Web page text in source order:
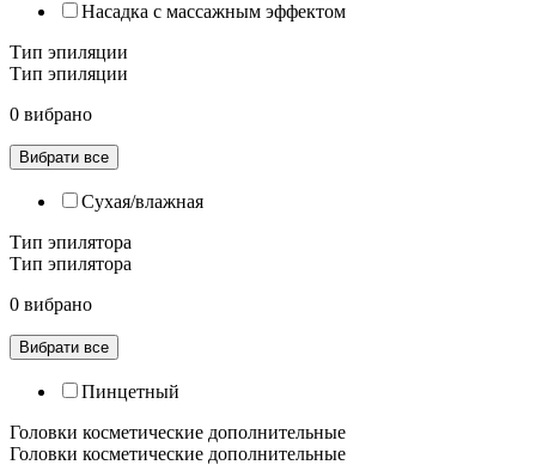
Насадка с массажным эффектом
Тип эпиляции
Тип эпиляции
0 вибрано
Вибрати все
Сухая/влажная
Тип эпилятора
Тип эпилятора
0 вибрано
Вибрати все
Пинцетный
Головки косметические дополнительные
Головки косметические дополнительные